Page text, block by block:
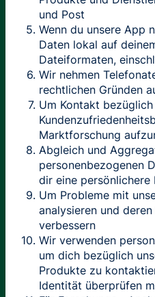
und Post
Wenn du unsere App
Daten lokal auf
Dateiformaten,
Wir nehmen
rechtlichen Gründen
Um Kontakt bezüglich
Marktforschung
Abgleich und
personenbezogenen
dir eine
Um Probleme mit
analysieren und
verbessern
Wir verwenden
um dich bezüglich
Produkte zu
Identität überprüfen